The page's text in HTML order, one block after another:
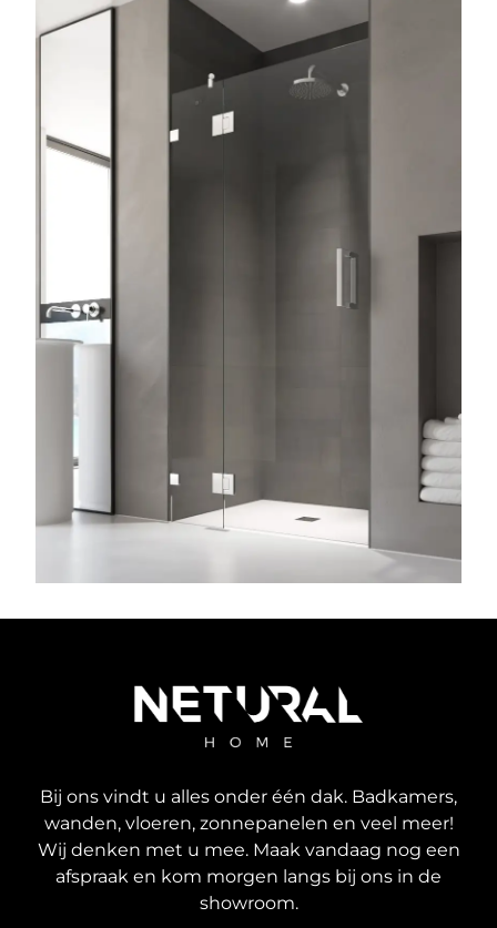
Bij ons vindt u alles onder één dak. Badkamers,
wanden, vloeren, zonnepanelen en veel meer!
Wij denken met u mee. Maak vandaag nog een
afspraak en kom morgen langs bij ons in de
showroom.